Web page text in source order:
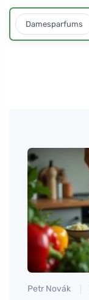
Damesparfums
Petr Novák